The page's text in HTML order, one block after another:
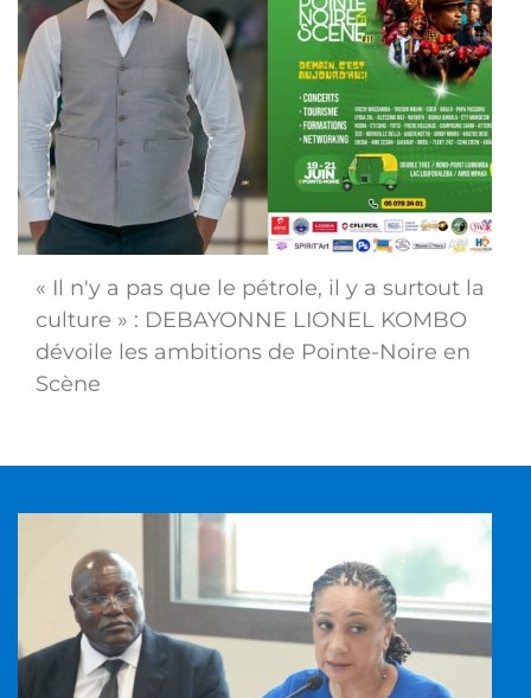
« Il n'y a pas que le pétrole, il y a surtout la
culture » : DEBAYONNE LIONEL KOMBO
dévoile les ambitions de Pointe-Noire en
Scène